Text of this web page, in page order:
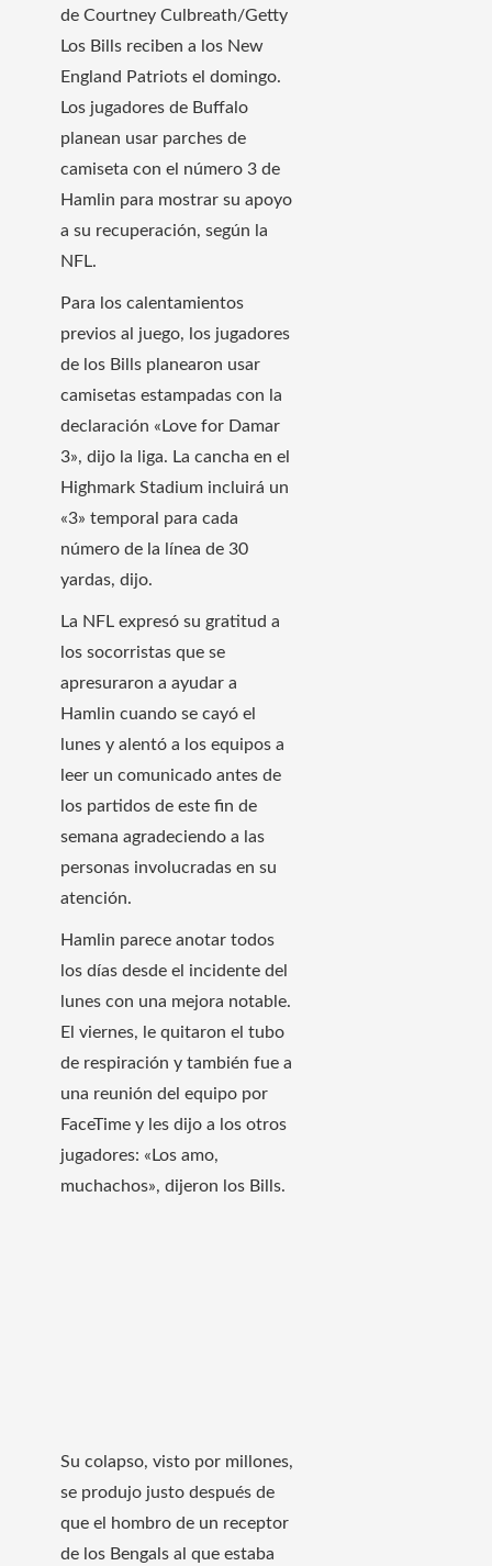
de Courtney Culbreath/Getty
Los Bills reciben a los New
England Patriots el domingo.
Los jugadores de Buffalo
planean usar parches de
camiseta con el número 3 de
Hamlin para mostrar su apoyo
a su recuperación, según la
NFL.
Para los calentamientos
previos al juego, los jugadores
de los Bills planearon usar
camisetas estampadas con la
declaración «Love for Damar
3», dijo la liga. La cancha en el
Highmark Stadium incluirá un
«3» temporal para cada
número de la línea de 30
yardas, dijo.
La NFL expresó su gratitud a
los socorristas que se
apresuraron a ayudar a
Hamlin cuando se cayó el
lunes y alentó a los equipos a
leer un comunicado antes de
los partidos de este fin de
semana agradeciendo a las
personas involucradas en su
atención.
Hamlin parece anotar todos
los días desde el incidente del
lunes con una mejora notable.
El viernes, le quitaron el tubo
de respiración y también fue a
una reunión del equipo por
FaceTime y les dijo a los otros
jugadores: «Los amo,
muchachos», dijeron los Bills.
Su colapso, visto por millones,
se produjo justo después de
que el hombro de un receptor
de los Bengals al que estaba